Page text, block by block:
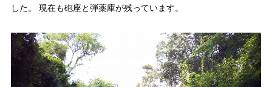
した。 現在も砲座と弾薬庫が残っています。